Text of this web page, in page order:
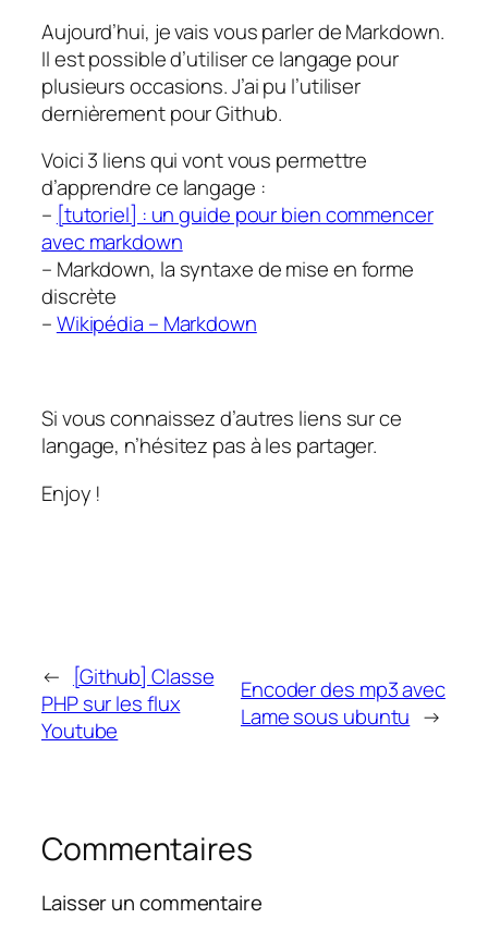
Aujourd’hui, je vais vous parler de Markdown.
Il est possible d’utiliser ce langage pour
plusieurs occasions. J’ai pu l’utiliser
dernièrement pour Github.
Voici 3 liens qui vont vous permettre
d’apprendre ce langage :
– [tutoriel] : un guide pour bien commencer
avec markdown
– Markdown, la syntaxe de mise en forme
discrète
–Wikipédia – Markdown
Si vous connaissez d’autres liens sur ce
langage, n’hésitez pas à les partager.
Enjoy !
← [Github] Classe
PHP sur les flux
Youtube
Encoder des mp3 avec
Lame sous ubuntu →
Commentaires
Laisser un commentaire